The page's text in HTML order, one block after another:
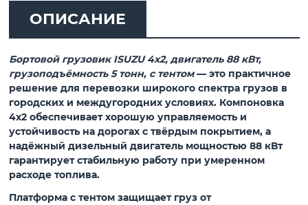
ОПИСАНИЕ
Бортовой грузовик ISUZU 4x2, двигатель 88 кВт,
грузоподъёмность 5 тонн, с тентом — это практичное
решение для перевозки широкого спектра грузов в
городских и междугородних условиях. Компоновка
4x2 обеспечивает хорошую управляемость и
устойчивость на дорогах с твёрдым покрытием, а
надёжный дизельный двигатель мощностью 88 кВт
гарантирует стабильную работу при умеренном
расходе топлива.
Платформа с тентом защищает груз от